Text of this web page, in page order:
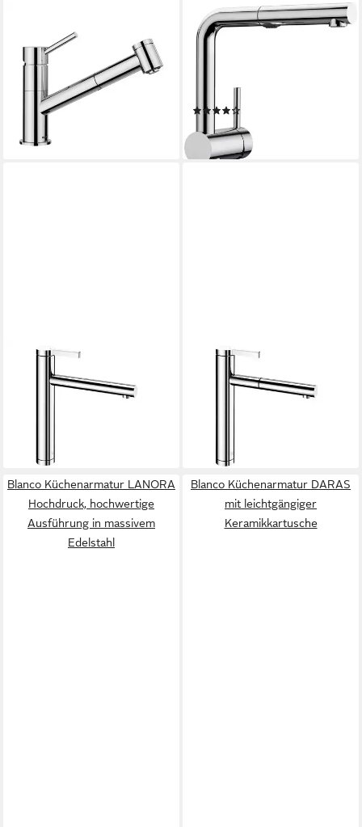
Küchenarmatur KANO-S-F
VARIO Hochdruck Chrom
lieferbar - in 4-5 Werktagen bei dir
BLANCO
Küchenarmatur LINUS-S
ab 248,89 €
lieferbar - in 2-3 Werktagen bei dir
BLANCO
Küchenarmatur (1-St)
517594, keramische
BLANCO
Küchenarmatur (1-St)
517591, keramische
Blanco Küchenarmatur LANORA
Hochdruck, hochwertige
Ausführung in massivem
Edelstahl
Blanco Küchenarmatur DARAS
mit leichtgängiger
Keramikkartusche